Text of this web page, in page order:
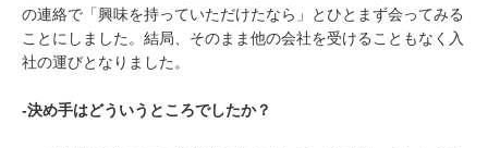
の連絡で「興味を持っていただけたなら」とひとまず会ってみる
ことにしました。結局、そのまま他の会社を受けることもなく入
社の運びとなりました。
‐決め手はどういうところでしたか？